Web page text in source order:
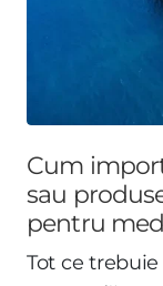
Cum
sau
pentru
Tot ce